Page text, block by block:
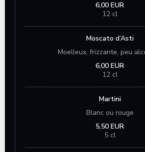
6,00 EUR
12 cl
Moscato d’Asti
Moelleux, frizzante, peu
6,00 EUR
12 cl
Martini
Blanc ou rouge
5,50 EUR
5 cl